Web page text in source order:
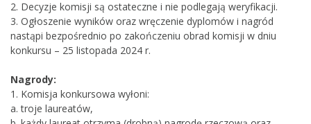
2. Decyzje komisji są ostateczne i nie podlegają weryfikacji.
3. Ogłoszenie wyników oraz wręczenie dyplomów i nagród
nastąpi bezpośrednio po zakończeniu obrad komisji w dniu
konkursu – 25 listopada 2024 r.
Nagrody:
1. Komisja konkursowa wyłoni:
a. troje laureatów,